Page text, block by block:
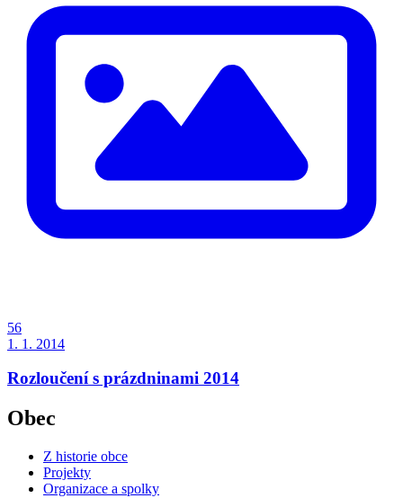
56
1. 1. 2014
Rozloučení s prázdninami 2014
Obec
Z historie obce
Projekty
Organizace a spolky